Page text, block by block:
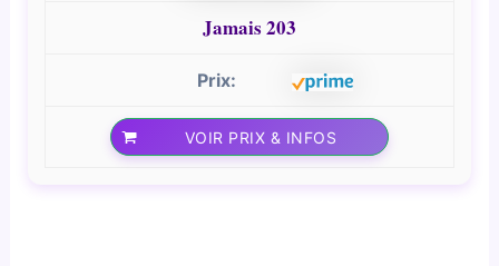
Jamais 203
VOIR PRIX & INFOS